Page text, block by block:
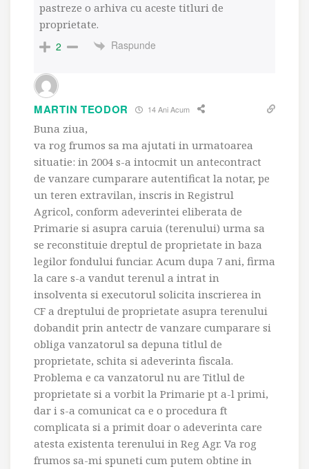
pastreze o arhiva cu aceste titluri de
proprietate.
2
Raspunde
MARTIN TEODOR 14 Ani Acum
Buna ziua,
va rog frumos sa ma ajutati in urmatoarea
situatie: in 2004 s-a intocmit un antecontract
de vanzare cumparare autentificat la notar, pe
un teren extravilan, inscris in Registrul
Agricol, conform adeverintei eliberata de
Primarie si asupra caruia (terenului) urma sa
se reconstituie dreptul de proprietate in baza
legilor fondului funciar. Acum dupa 7 ani, firma
la care s-a vandut terenul a intrat in
insolventa si executorul solicita inscrierea in
CF a dreptului de proprietate asupra terenului
dobandit prin antectr de vanzare cumparare si
obliga vanzatorul sa depuna titlul de
proprietate, schita si adeverinta fiscala.
Problema e ca vanzatorul nu are Titlul de
proprietate si a vorbit la Primarie pt a-l primi,
dar i s-a comunicat ca e o procedura ft
complicata si a primit doar o adeverinta care
atesta existenta terenului in Reg Agr. Va rog
frumos sa-mi spuneti cum putem obtine in